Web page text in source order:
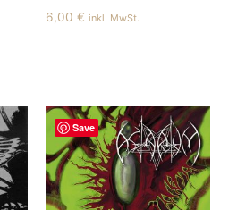
6,00 € inkl. MwSt.
Save